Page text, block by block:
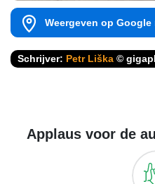
Weergeven op Google
Schrijver: Petr Liška ©
Applaus voor de